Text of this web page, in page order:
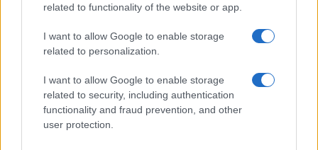
related to functionality of the website or app.
I want to allow Google to enable storage
related to personalization.
I want to allow Google to enable storage
related to security, including authentication
functionality and fraud prevention, and other
user protection.
valore educativo
Guida Completa al Campionato Mondiale di Calcio: Storia,
Curiosità e Record Incredibili
Convocazione dei calciatori per la Coppa Italia Serie C